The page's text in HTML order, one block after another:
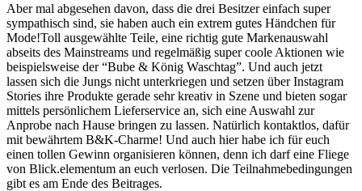
Aber mal abgesehen davon, dass die drei Besitzer einfach super
sympathisch sind, sie haben auch ein extrem gutes Händchen für
Mode!Toll ausgewählte Teile, eine richtig gute Markenauswahl
abseits des Mainstreams und regelmäßig super coole Aktionen wie
beispielsweise der “Bube & König Waschtag”. Und auch jetzt
lassen sich die Jungs nicht unterkriegen und setzen über Instagram
Stories ihre Produkte gerade sehr kreativ in Szene und bieten sogar
mittels persönlichem Lieferservice an, sich eine Auswahl zur
Anprobe nach Hause bringen zu lassen. Natürlich kontaktlos, dafür
mit bewährtem B&K-Charme! Und auch hier habe ich für euch
einen tollen Gewinn organisieren können, denn ich darf eine Fliege
von Blick.elementum an euch verlosen. Die Teilnahmebedingungen
gibt es am Ende des Beitrages.